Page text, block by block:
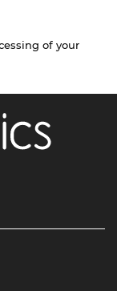
of your